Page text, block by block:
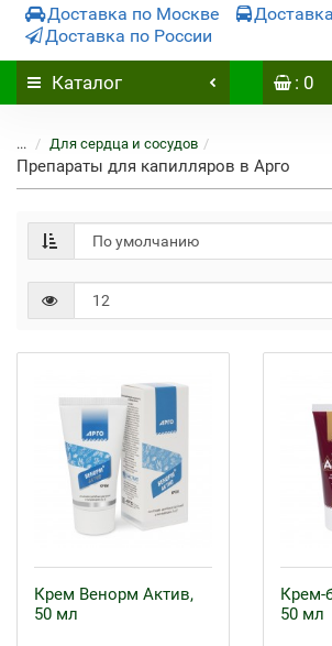
Доставка по Москве
Доставка по России
Каталог : 0
... Для сердца и сосудов
Препараты для капилляров в Арго
Крем Венорм Актив,
50 мл
Крем-
50 мл